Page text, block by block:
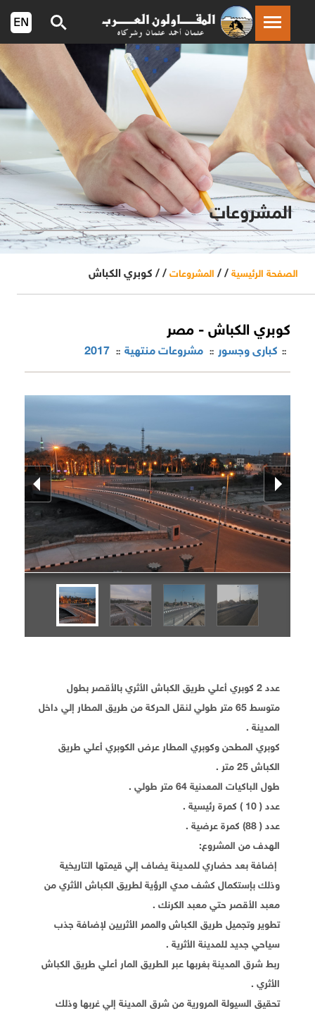
المشروعات
الصفحة الرئيسية / / المشروعات / / كوبري الكباش
كوبري الكباش - مصر
2017 :: مشروعات منتهية:: كبارى وجسور ::
عدد 2 كوبري أعلي طريق الكباش الأثري بالأقصر بطول
متوسط 65 متر طولي لنقل الحركة من طريق المطار إلي داخل
المدينة .
كوبري المطحن وكوبري المطار عرض الكوبري أعلي طريق
الكباش 25 متر .
طول الباكيات المعدنية 64 متر طولي .
عدد ( 10 ) كمرة رئيسية .
عدد ( 88) كمرة عرضية .
الهدف من المشروع:
إضافة بعد حضاري للمدينة يضاف إلي قيمتها التاريخية
وذلك بإستكمال كشف مدي الرؤية لطريق الكباش الأثري من
معبد الأقصر حتي معبد الكرنك .
تطوير وتجميل طريق الكباش والممر الأثريين لإضافة جذب
سياحي جديد للمدينة الأثرية .
ربط شرق المدينة بغربها عبر الطريق المار أعلي طريق الكباش
الأثري .
تحقيق السيولة المرورية من شرق المدينة إلي غربها وذلك